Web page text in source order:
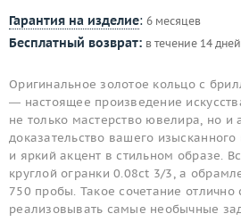
Гарантия на изделие: 6 месяцев
Бесплатный возврат: в течение 14 дней
Оригинальное золотое кольцо с
— настоящее произведение
не только мастерство ювелира, но и
доказательство вашего изысканного
и яркий акцент в стильном образе.
круглой огранки 0.08ct 3/3, а
750 пробы. Такое сочетание отлично
реализовывать самые необычные